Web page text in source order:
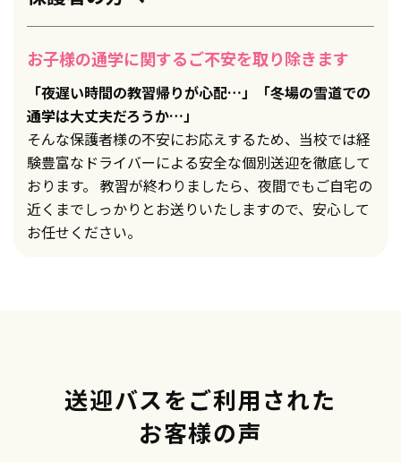
お子様の通学に関するご不安を取り除きます
「夜遅い時間の教習帰りが心配…」「冬場の雪道での
通学は大丈夫だろうか…」
そんな保護者様の不安にお応えするため、当校では経
験豊富なドライバーによる安全な個別送迎を徹底して
おります。 教習が終わりましたら、夜間でもご自宅の
近くまでしっかりとお送りいたしますので、安心して
お任せください。
送迎バスをご利用された
お客様の声